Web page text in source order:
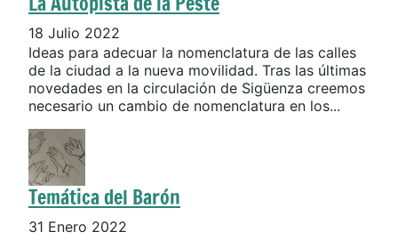
18 Julio 2022
Ideas para adecuar la nomenclatura de las calles
de la ciudad a la nueva movilidad. Tras las últimas
novedades en la circulación de Sigüenza creemos
necesario un cambio de nomenclatura en los...
Temática del Barón
31 Enero 2022